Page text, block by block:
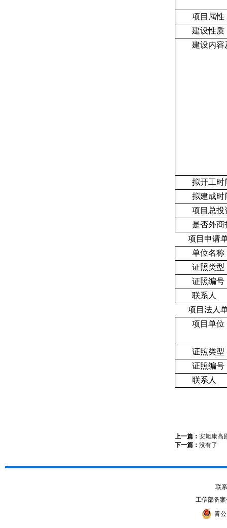
项目属性
建设性质
建设内容
拟开工时
拟建成时
项目总投
是否外商
项目申请
单位名称
证照类型
证照编号
联系人
项目法人
项目单位
证照类型
证照编号
联系人
上一篇： 安旭康高
下一篇： 没有了
联
工信部备
青公